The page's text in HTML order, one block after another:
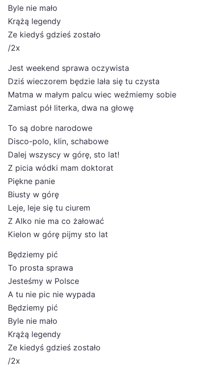
Byle nie mało
Krążą legendy
Ze kiedyś gdzieś zostało
/2x
Jest weekend sprawa oczywista
Dziś wieczorem będzie lała się tu czysta
Matma w małym palcu wiec weźmiemy sobie
Zamiast pół literka, dwa na głowę
To są dobre narodowe
Disco-polo, klin, schabowe
Dalej wszyscy w górę, sto lat!
Z picia wódki mam doktorat
Piękne panie
Biusty w górę
Leje, leje się tu ciurem
Z Alko nie ma co żałować
Kielon w górę pijmy sto lat
Będziemy pić
To prosta sprawa
Jesteśmy w Polsce
A tu nie pic nie wypada
Będziemy pić
Byle nie mało
Krążą legendy
Ze kiedyś gdzieś zostało
/2x